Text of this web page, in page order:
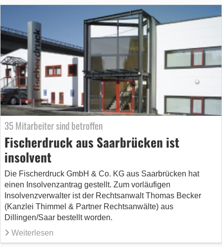
35 Mitarbeiter sind betroffen
Fischerdruck aus Saarbrücken ist
insolvent
Die Fischerdruck GmbH & Co. KG aus Saarbrücken hat
einen Insolvenzantrag gestellt. Zum vorläufigen
Insolvenzverwalter ist der Rechtsanwalt Thomas Becker
(Kanzlei Thimmel & Partner Rechtsanwälte) aus
Dillingen/Saar bestellt worden.
Weiterlesen